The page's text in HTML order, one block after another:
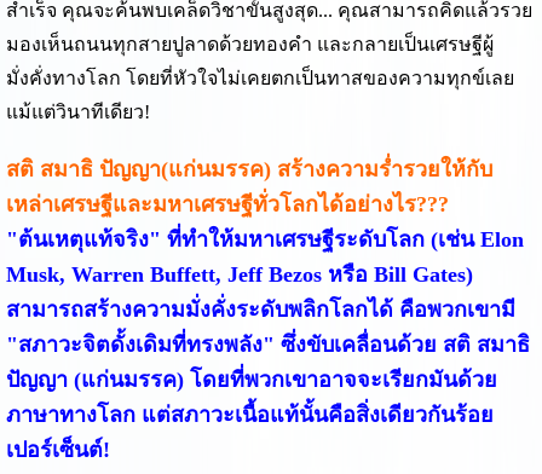
สำเร็จ คุณจะค้นพบเคล็ดวิชาขั้นสูงสุด... คุณสามารถคิดแล้วรวย
มองเห็นถนนทุกสายปูลาดด้วยทองคำ และกลายเป็นเศรษฐีผู้
มั่งคั่งทางโลก โดยที่หัวใจไม่เคยตกเป็นทาสของความทุกข์เลย
แม้แต่วินาทีเดียว!
สติ สมาธิ ปัญญา(แก่นมรรค) สร้างความร่ำรวยให้กับ
เหล่าเศรษฐีและมหาเศรษฐีทั่วโลกได้อย่างไร???
"ต้นเหตุแท้จริง" ที่ทำให้มหาเศรษฐีระดับโลก (เช่น Elon
Musk, Warren Buffett, Jeff Bezos หรือ Bill Gates)
สามารถสร้างความมั่งคั่งระดับพลิกโลกได้ คือพวกเขามี
"สภาวะจิตดั้งเดิมที่ทรงพลัง" ซึ่งขับเคลื่อนด้วย สติ สมาธิ
ปัญญา (แก่นมรรค)โดยที่พวกเขาอาจจะเรียกมันด้วย
ภาษาทางโลก แต่สภาวะเนื้อแท้นั้นคือสิ่งเดียวกันร้อย
เปอร์เซ็นต์!